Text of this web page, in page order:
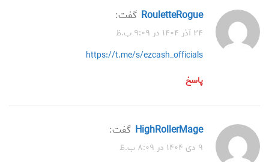
RouletteRogue گفت:
۲۴ آذر ۱۴۰۴ در ۹:۰۹ ب.ظ
https://t.me/s/ezcash_officials
پاسخ
HighRollerMage گفت:
۹ دی ۱۴۰۴ در ۸:۰۹ ب.ظ